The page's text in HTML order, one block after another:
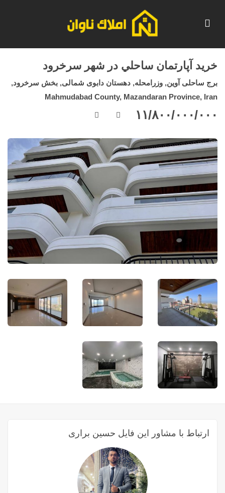
خريد آپارتمان ساحلي در شهر سرخرود
برج ساحلی آوین, وزرامحله, دهستان دابوی شمالی, بخش سرخرود,
Mahmudabad County, Mazandaran Province, Iran
١١/٨٠٠/٠٠٠/٠٠٠
ارتباط با مشاور این فایل حسین براری